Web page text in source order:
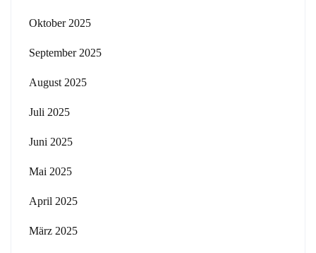
Oktober 2025
September 2025
August 2025
Juli 2025
Juni 2025
Mai 2025
April 2025
März 2025